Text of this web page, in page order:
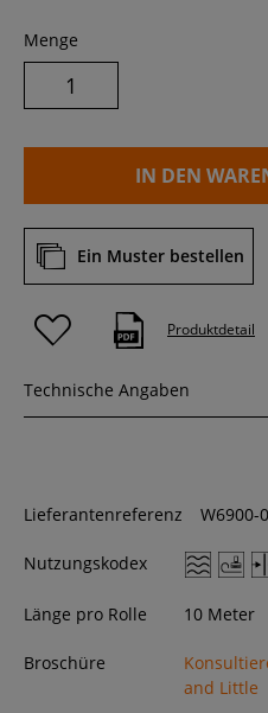
Menge
IN DEN
Ein Muster bestellen
Produktdetail
Technische Angaben
Lieferantenreferenz W6900-
Nutzungskodex
Länge pro Rolle 10 Meter
Broschüre
and Little